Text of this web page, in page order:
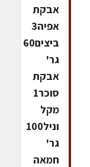
אבקת
אפיה3
ביצים60
גר'
אבקת
סוכר1
מקל
וניל100
גר'
חמאה